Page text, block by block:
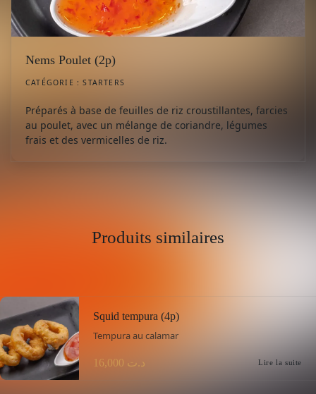
Nems Poulet (2p)
CATÉGORIE :STARTERS
Préparés à base de feuilles de riz croustillantes, farcies
au poulet, avec un mélange de coriandre, légumes
frais et des vermicelles de riz.
Produits similaires
Squid tempura (4p)
Tempura au calamar
د.ت Lire la suite